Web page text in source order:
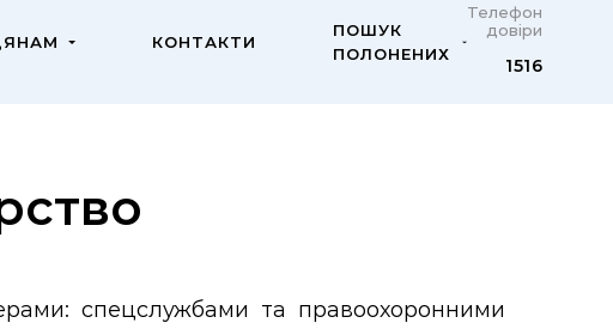
КОНТАКТИ
ПОШУК
ПОЛОНЕНИХ
Телефон
довіри
1516
спецслужбами та правоохоронними